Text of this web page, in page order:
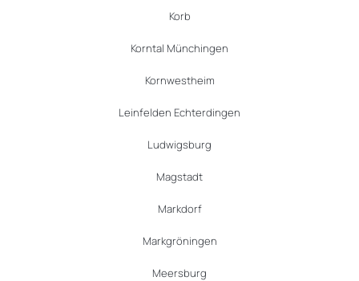
Korb
Korntal Münchingen
Kornwestheim
Leinfelden Echterdingen
Ludwigsburg
Magstadt
Markdorf
Markgröningen
Meersburg